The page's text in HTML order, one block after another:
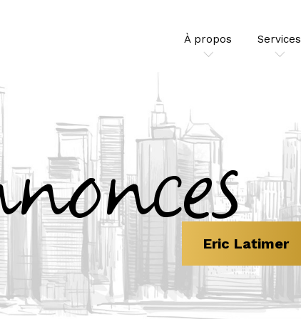
À propos Services
Eric Latimer